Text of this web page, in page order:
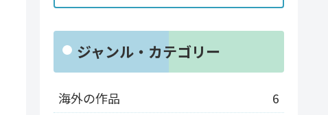
ジャンル・カテゴリー
海外の作品
6